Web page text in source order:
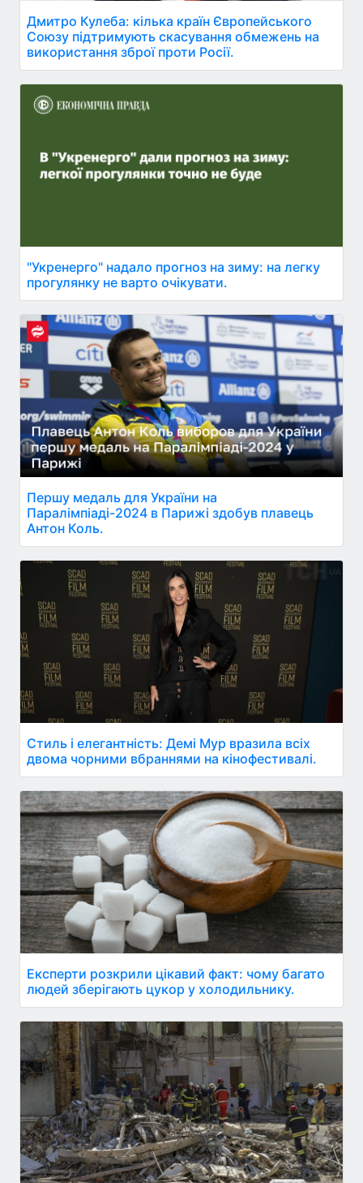
Дмитро Кулеба: кілька країн Європейського
Союзу підтримують скасування обмежень на
використання зброї проти Росії.
"Укренерго" надало прогноз на зиму: на легку
прогулянку не варто очікувати.
Першу медаль для України на
Паралімпіаді-2024 в Парижі здобув плавець
Антон Коль.
Стиль і елегантність: Демі Мур вразила всіх
двома чорними вбраннями на кінофестивалі.
Експерти розкрили цікавий факт: чому багато
людей зберігають цукор у холодильнику.